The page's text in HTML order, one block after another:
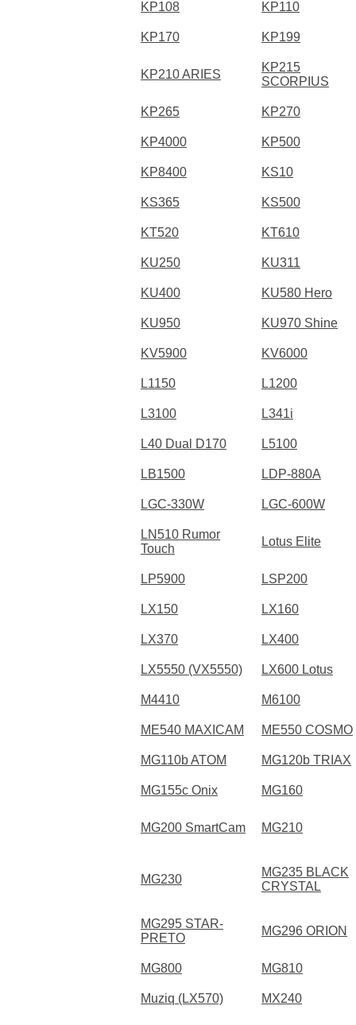
KP108 KP110
KP170 KP199
KP210 ARIES
KP215
SCORPIUS
KP265 KP270
KP4000 KP500
KP8400 KS10
KS365 KS500
KT520 KT610
KU250 KU311
KU400 KU580 Hero
KU950 KU970 Shine
KV5900 KV6000
L1150 L1200
L3100 L341i
L40 Dual D170 L5100
LB1500 LDP-880A
LGC-330W LGC-600W
LN510 Rumor
Touch
Lotus Elite
LP5900 LSP200
LX150 LX160
LX370 LX400
LX5550 (VX5550) LX600 Lotus
M4410 M6100
ME540 MAXICAM ME550 COSMO
MG110b ATOM MG120b TRIAX
MG155c Onix MG160
MG200 SmartCam MG210
MG230
MG235 BLACK
CRYSTAL
MG295 STAR-
PRETO
MG296 ORION
MG800 MG810
Muziq (LX570) MX240